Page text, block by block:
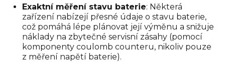
Exaktní měření stavu baterie: Některá
zařízení nabízejí přesné údaje o stavu baterie,
což pomáhá lépe plánovat její výměnu a snižuje
náklady na zbytečné servisní zásahy (pomocí
komponenty coulomb counteru, nikoliv pouze
z měření napětí baterie).